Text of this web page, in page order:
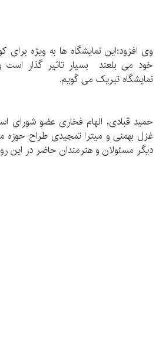
وی افزود:این نمایشگاه ها به ویژه
خود می بلعند بسیار تاثیر گذار
نمایشگاه تبریک می گویم.
حمید قبادی، الهام فخاری عضو شورای
غزل بهمنی و میترا تمجیدی طراح حوزه
دیگر مسئولان و هنرمندان حاضر در این